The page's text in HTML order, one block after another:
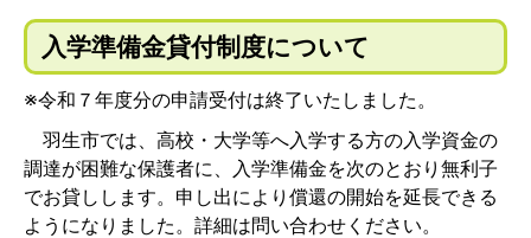
入学準備金貸付制度について
※令和７年度分の申請受付は終了いたしました。
羽生市では、高校・大学等へ入学する方の入学資金の
調達が困難な保護者に、入学準備金を次のとおり無利子
でお貸しします。申し出により償還の開始を延長できる
ようになりました。詳細は問い合わせください。